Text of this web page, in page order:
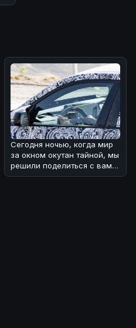
Сегодня ночью, когда мир
за окном окутан тайной, мы
решили поделиться с вами
интересной новостью из